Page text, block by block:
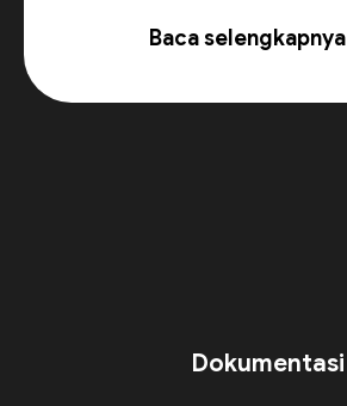
Baca selengkapnya
Dokumentasi